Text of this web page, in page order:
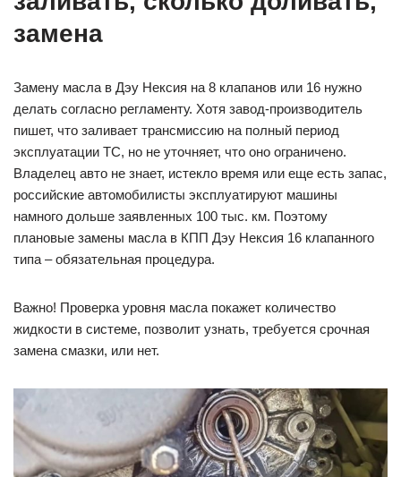
замена
Замену масла в Дэу Нексия на 8 клапанов или 16 нужно
делать согласно регламенту. Хотя завод-производитель
пишет, что заливает трансмиссию на полный период
эксплуатации ТС, но не уточняет, что оно ограничено.
Владелец авто не знает, истекло время или еще есть запас,
российские автомобилисты эксплуатируют машины
намного дольше заявленных 100 тыс. км. Поэтому
плановые замены масла в КПП Дэу Нексия 16 клапанного
типа – обязательная процедура.
Важно! Проверка уровня масла покажет количество
жидкости в системе, позволит узнать, требуется срочная
замена смазки, или нет.